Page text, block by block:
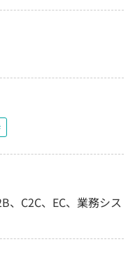
、C2C、EC、業務シス